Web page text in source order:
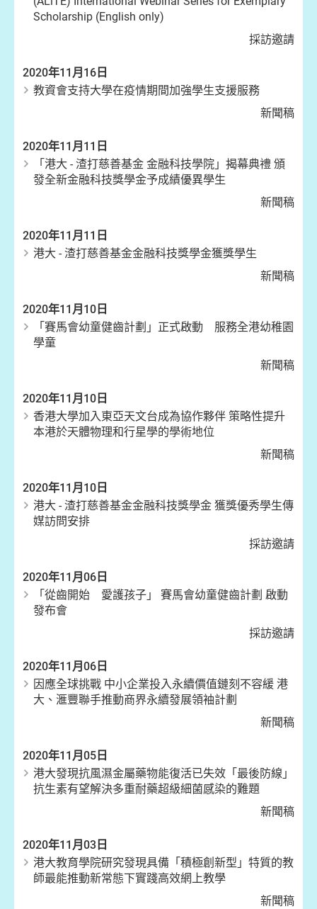
Scholarship (English only)
採訪邀請
2020年11月16日
教資會支持大學在疫情期間加強學生支援服務
新聞稿
2020年11月11日
「港大 - 渣打慈善基金 金融科技學院」揭幕典禮 頒
發全新金融科技獎學金予成績優異學生
新聞稿
2020年11月11日
港大 - 渣打慈善基金金融科技獎學金獲獎學生
新聞稿
2020年11月10日
「賽馬會幼童健齒計劃」正式啟動 服務全港幼稚園
學童
新聞稿
2020年11月10日
香港大學加入東亞天文台成為協作夥伴 策略性提升
本港於天體物理和行星學的學術地位
新聞稿
2020年11月10日
港大 - 渣打慈善基金金融科技獎學金 獲獎優秀學生傳
媒訪問安排
採訪邀請
2020年11月06日
「從齒開始 愛護孩子」 賽馬會幼童健齒計劃 啟動
發布會
採訪邀請
2020年11月06日
因應全球挑戰 中小企業投入永續價值鏈刻不容緩 港
大、滙豐聯手推動商界永續發展領袖計劃
新聞稿
2020年11月05日
港大發現抗風濕金屬藥物能復活已失效「最後防線」
抗生素有望解決多重耐藥超級細菌感染的難題
新聞稿
2020年11月03日
港大教育學院研究發現具備「積極創新型」特質的教
師最能推動新常態下實踐高效網上教學
新聞稿